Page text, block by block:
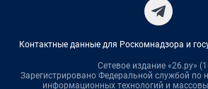
Контактные данные для Роскомнадзора и
Сетевое издание «26.ру»
Зарегистрировано Федеральной службой по
информационных технологий и